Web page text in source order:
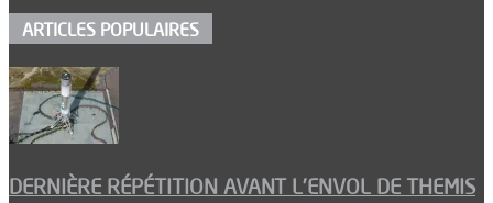
ARTICLES POPULAIRES
DERNIÈRE RÉPÉTITION AVANT L’ENVOL DE THEMIS